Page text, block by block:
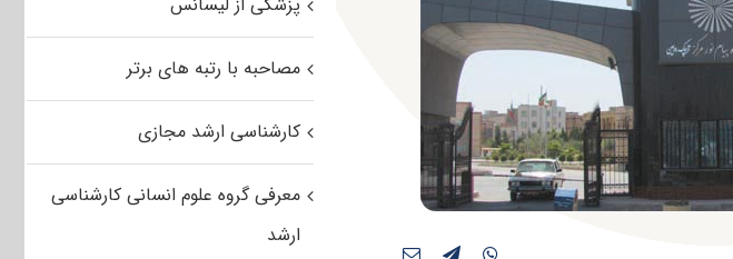
مصاحبه با رتبه های برتر
کارشناسی ارشد مجازی
معرفی گروه علوم انسانی کارشناسی
ارشد